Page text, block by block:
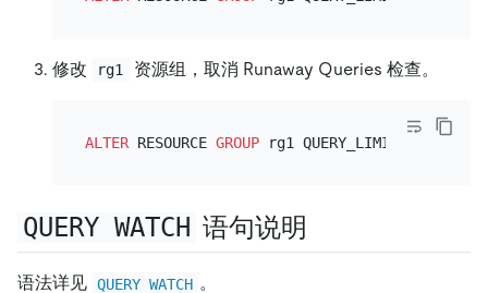
修改 rg1 资源组，取消 Runaway Queries 检查。
ALTER RESOURCE GROUP rg1 QUERY_LIMIT NULL ;
QUERY WATCH 语句说明
语法详见 QUERY WATCH 。